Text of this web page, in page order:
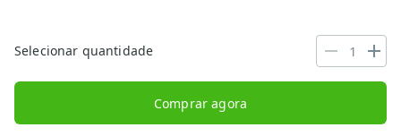
Selecionar quantidade
Comprar agora